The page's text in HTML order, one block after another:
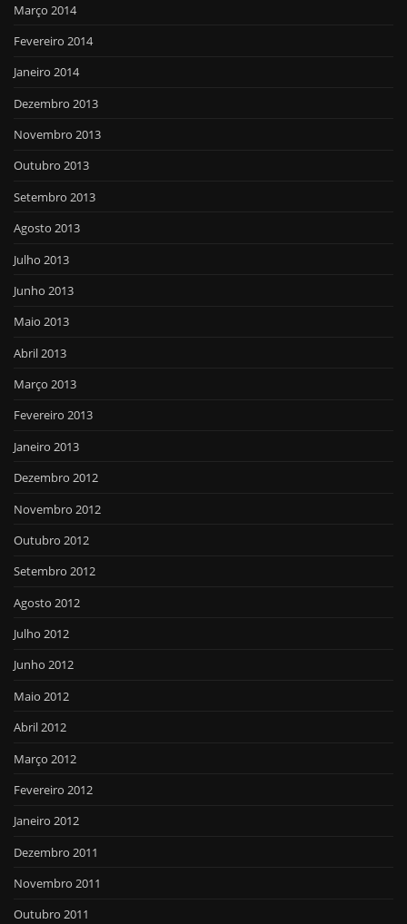
Março 2014
Fevereiro 2014
Janeiro 2014
Dezembro 2013
Novembro 2013
Outubro 2013
Setembro 2013
Agosto 2013
Julho 2013
Junho 2013
Maio 2013
Abril 2013
Março 2013
Fevereiro 2013
Janeiro 2013
Dezembro 2012
Novembro 2012
Outubro 2012
Setembro 2012
Agosto 2012
Julho 2012
Junho 2012
Maio 2012
Abril 2012
Março 2012
Fevereiro 2012
Janeiro 2012
Dezembro 2011
Novembro 2011
Outubro 2011